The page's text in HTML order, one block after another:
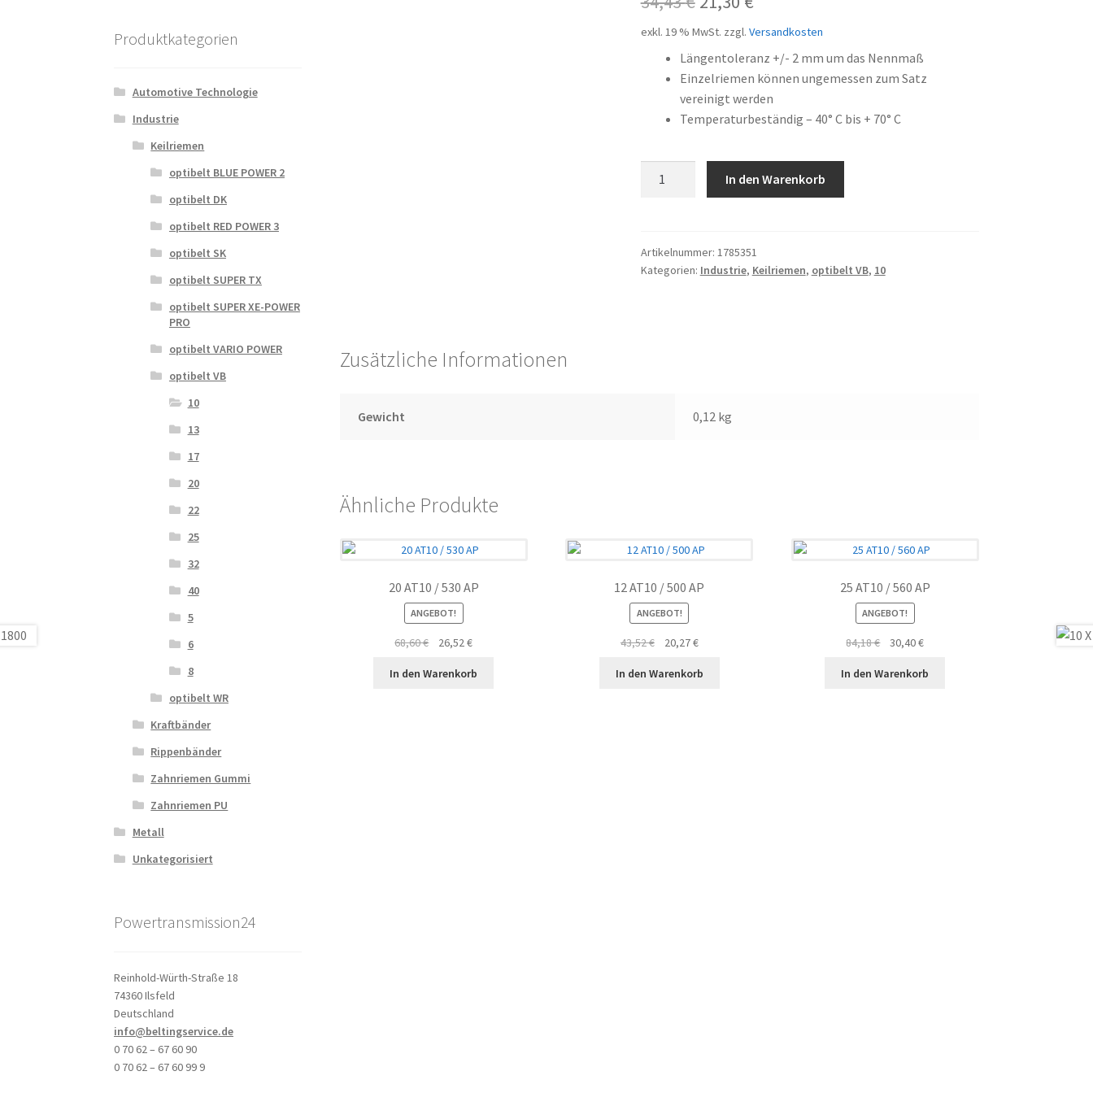
Preis
war:
34,43 €
Preis
ist:
21,30 €.
exkl. 19 % MwSt. zzgl. Versandkosten
Längentoleranz +/- 2 mm um das Nennmaß
Einzelriemen können ungemessen zum Satz
vereinigt werden
Temperaturbeständig – 40° C bis + 70° C
In den Warenkorb
Artikelnummer: 1785351
Kategorien: Industrie, Keilriemen, optibelt VB, 10
Zusätzliche Informationen
Gewicht 0,12 kg
Ähnliche Produkte
20 AT10 / 530 AP
ANGEBOT!
68,60€
Ursprünglicher
war:
26,52€Aktueller
ist:
In den Warenkorb
12 AT10 / 500 AP
ANGEBOT!
43,52€
Ursprünglicher
war:
20,27€Aktueller
ist:
In den Warenkorb
25 AT10 / 560 AP
ANGEBOT!
84,18€
Ursprünglicher
war:
30,40€Aktueller
ist:
In den Warenkorb
Produktkategorien
Automotive Technologie
Industrie
Keilriemen
optibelt BLUE POWER 2
optibelt DK
optibelt RED POWER 3
optibelt SK
optibelt SUPER TX
optibelt SUPER XE-POWER
PRO
optibelt VARIO POWER
optibelt VB
10
13
17
20
22
25
32
40
5
6
8
optibelt WR
Kraftbänder
Rippenbänder
Zahnriemen Gummi
Zahnriemen PU
Metall
Unkategorisiert
Powertransmission24
Reinhold-Würth-Straße 18
74360 Ilsfeld
Deutschland
info@beltingservice.de
0 70 62 – 67 60 90
0 70 62 – 67 60 99 9